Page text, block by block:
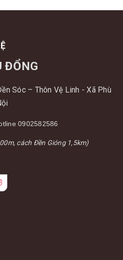
ĐỔNG
Sóc – Thôn Vệ Linh - Xã Phù
0902582586
cách Đền Gióng 1,5km)